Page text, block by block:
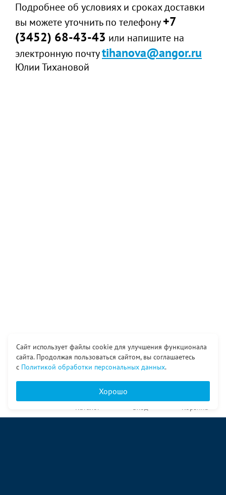
Подробнее об условиях и сроках доставки
вы можете уточнить по телефону+7
(3452) 68-43-43 или напишите на
электронную почтуtihanova@angor.ru
Юлии Тихановой
Сайт использует файлы cookie для улучшения функционала
сайта. Продолжая пользоваться сайтом, вы соглашаетесь
с Политикой обработки персональных данных.
Хорошо